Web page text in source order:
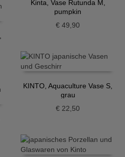
Kinta, Vase Rutunda M,
pumpkin
€ 49,90
KINTO, Aquaculture Vase S,
grau
€ 22,50